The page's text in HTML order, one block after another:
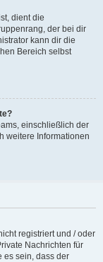
dient die
der bei dir
kann dir die
Bereich selbst
einschließlich der
weitere Informationen
registriert und / oder
Nachrichten für
es sein, dass der